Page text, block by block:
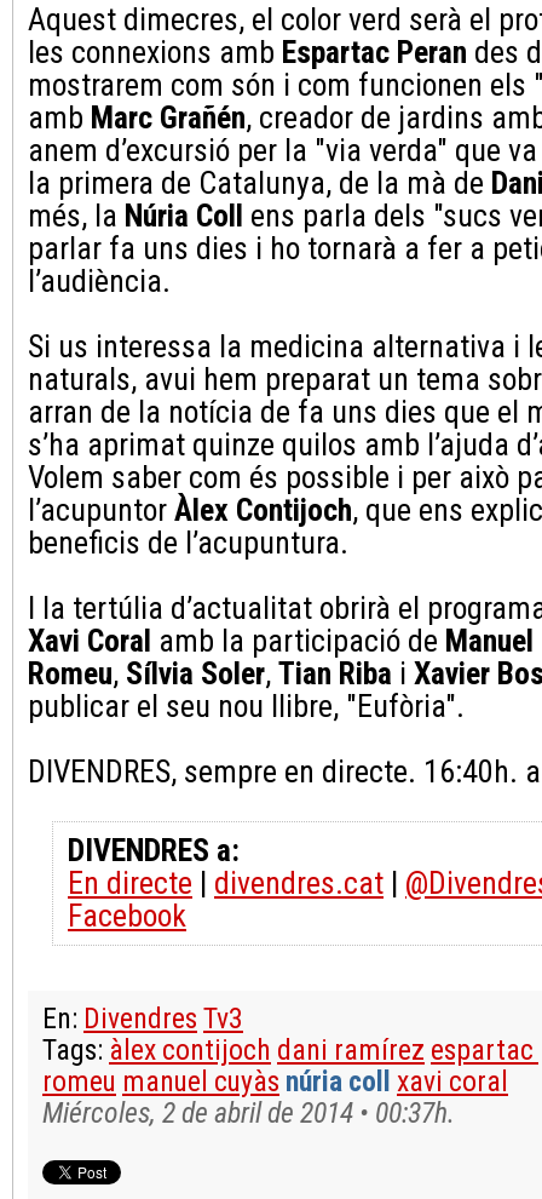
Aquest dimecres, el color verd serà el
les connexions amb Espartac Peran des
mostrarem com són i com funcionen els
amb Marc Grañén, creador de jardins
anem d’excursió per la "via verda" que
la primera de Catalunya, de la mà de
més, la Núria Coll ens parla dels "sucs
parlar fa uns dies i ho tornarà a fer a
l’audiència.
Si us interessa la medicina alternativa i
naturals, avui hem preparat un tema
arran de la notícia de fa uns dies que el
s’ha aprimat quinze quilos amb l’ajuda
Volem saber com és possible i per això
l’acupuntor Àlex Contijoch, que ens
beneficis de l’acupuntura.
I la tertúlia d’actualitat obrirà el
Xavi Coral amb la participació de Manuel
Romeu, Sílvia Soler, Tian Riba i Xavier
publicar el seu nou llibre, "Eufòria".
DIVENDRES, sempre en directe. 16:40h.
DIVENDRES a:
En directe | divendres.cat |
Facebook
En: Divendres Tv3
Tags: àlex contijoch dani ramírez espartac
romeu manuel cuyàs núria coll
xavi coral
Miércoles, 2 de abril de 2014 • 00:37h.